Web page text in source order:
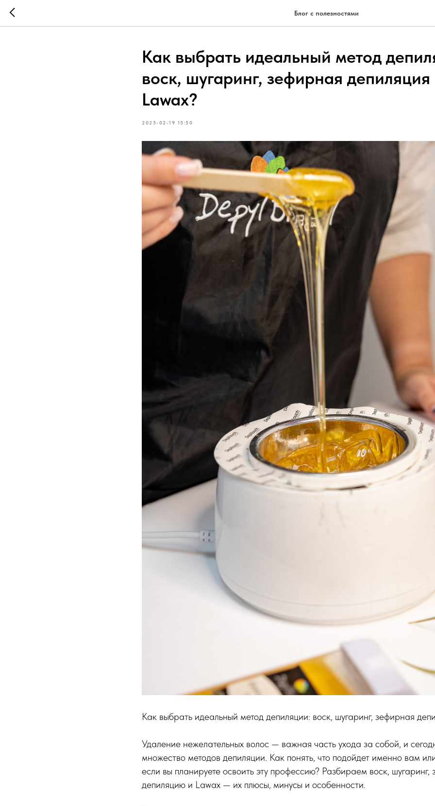
Блог с полезностями
Как выбрать идеальный метод
воск, шугаринг, зефирная депиляция
Lawax?
2025-02-19 15:50
Как выбрать идеальный метод депиляции: воск, шугаринг, зефирная
Удаление нежелательных волос — важная часть ухода за собой, и
множество методов депиляции. Как понять, что подойдет именно вам
если вы планируете освоить эту профессию? Разбираем воск, шугаринг,
депиляцию и Lawax — их плюсы, минусы и особенности.